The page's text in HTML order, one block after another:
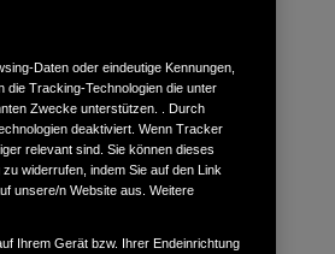
Daten oder eindeutige Kennungen,
die Tracking-Technologien die unter
Zwecke unterstützen. . Durch
deaktiviert. Wenn Tracker
relevant sind. Sie können dieses
widerrufen, indem Sie auf den Link
unsere/n Website aus. Weitere
Ihrem Gerät bzw. Ihrer Endeinrichtung